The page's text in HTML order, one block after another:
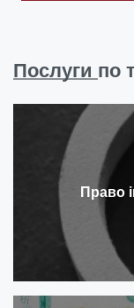
Послуги по
Право